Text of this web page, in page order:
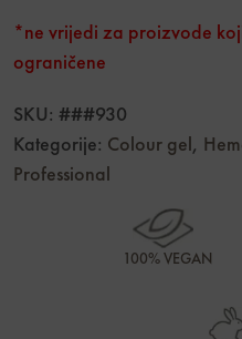
*ne vrijedi za proizvode
ograničene
SKU: ###930
Kategorije: Colour gel ,
Professional
100% VEGAN